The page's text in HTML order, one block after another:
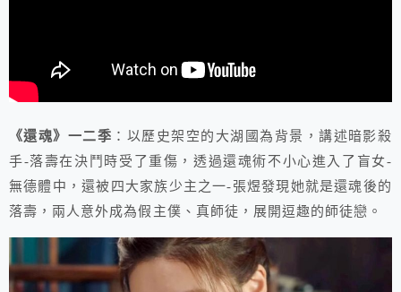
《還魂》一二季 ：以歷史架空的大湖國為背景，講述暗影殺
手-落壽在決鬥時受了重傷，透過還魂術不小心進入了盲女-
無德體中，還被四大家族少主之一-張煜發現她就是還魂後的
落壽，兩人意外成為假主僕、真師徒，展開逗趣的師徒戀。